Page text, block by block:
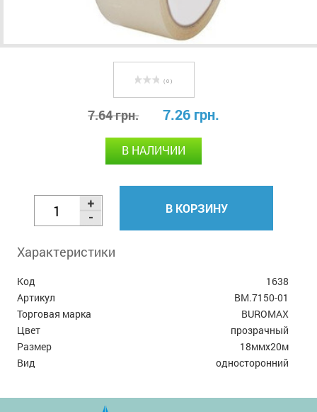
( 0 )
7.64 грн. 7.26 грн.
В НАЛИЧИИ
В КОРЗИНУ
Характеристики
Код
1638
Артикул
BM.7150-01
Торговая марка
BUROMAX
Цвет
прозрачный
Размер
18ммх20м
Вид
односторонний